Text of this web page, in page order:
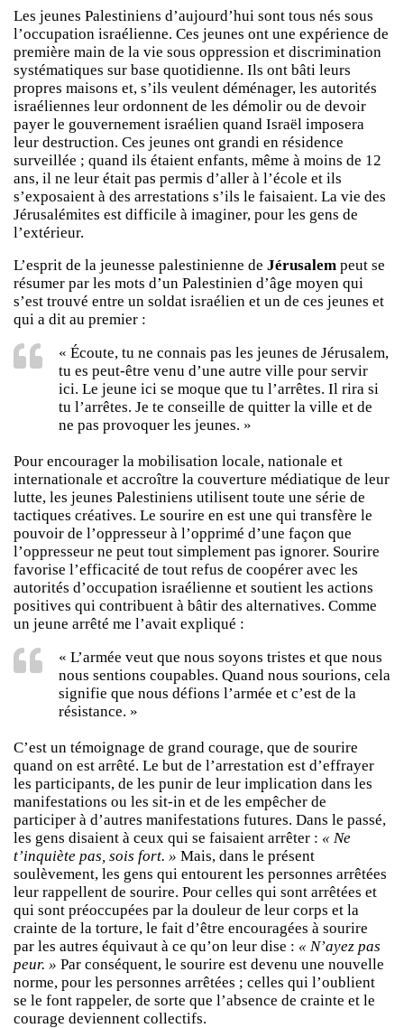
Les jeunes Palestiniens d’aujourd’hui sont tous nés sous
l’occupation israélienne. Ces jeunes ont une expérience de
première main de la vie sous oppression et discrimination
systématiques sur base quotidienne. Ils ont bâti leurs
propres maisons et, s’ils veulent déménager, les autorités
israéliennes leur ordonnent de les démolir ou de devoir
payer le gouvernement israélien quand Israël imposera
leur destruction. Ces jeunes ont grandi en résidence
surveillée ; quand ils étaient enfants, même à moins de 12
ans, il ne leur était pas permis d’aller à l’école et ils
s’exposaient à des arrestations s’ils le faisaient. La vie des
Jérusalémites est difficile à imaginer, pour les gens de
l’extérieur.
L’esprit de la jeunesse palestinienne de Jérusalem peut se
résumer par les mots d’un Palestinien d’âge moyen qui
s’est trouvé entre un soldat israélien et un de ces jeunes et
qui a dit au premier :
« Écoute, tu ne connais pas les jeunes de Jérusalem,
tu es peut-être venu d’une autre ville pour servir
ici. Le jeune ici se moque que tu l’arrêtes. Il rira si
tu l’arrêtes. Je te conseille de quitter la ville et de
ne pas provoquer les jeunes. »
Pour encourager la mobilisation locale, nationale et
internationale et accroître la couverture médiatique de leur
lutte, les jeunes Palestiniens utilisent toute une série de
tactiques créatives. Le sourire en est une qui transfère le
pouvoir de l’oppresseur à l’opprimé d’une façon que
l’oppresseur ne peut tout simplement pas ignorer. Sourire
favorise l’efficacité de tout refus de coopérer avec les
autorités d’occupation israélienne et soutient les actions
positives qui contribuent à bâtir des alternatives. Comme
un jeune arrêté me l’avait expliqué :
« L’armée veut que nous soyons tristes et que nous
nous sentions coupables. Quand nous sourions, cela
signifie que nous défions l’armée et c’est de la
résistance. »
C’est un témoignage de grand courage, que de sourire
quand on est arrêté. Le but de l’arrestation est d’effrayer
les participants, de les punir de leur implication dans les
manifestations ou les sit-in et de les empêcher de
participer à d’autres manifestations futures. Dans le passé,
les gens disaient à ceux qui se faisaient arrêter : « Ne
t’inquiète pas, sois fort. » Mais, dans le présent
soulèvement, les gens qui entourent les personnes arrêtées
leur rappellent de sourire. Pour celles qui sont arrêtées et
qui sont préoccupées par la douleur de leur corps et la
crainte de la torture, le fait d’être encouragées à sourire
par les autres équivaut à ce qu’on leur dise : « N’ayez pas
peur. » Par conséquent, le sourire est devenu une nouvelle
norme, pour les personnes arrêtées ; celles qui l’oublient
se le font rappeler, de sorte que l’absence de crainte et le
courage deviennent collectifs.